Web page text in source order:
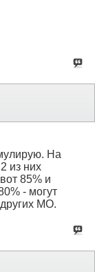
На
из них
85% и
- могут
МО.